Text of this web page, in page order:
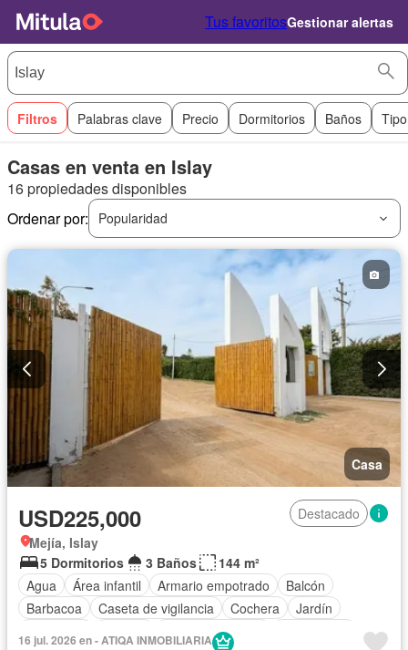
Tus favoritosGestionar alertas
Filtros Palabras clave Precio Dormitorios Baños
Casas en venta en Islay
16 propiedades disponibles
Ordenar por:
Popularidad
Casa
USD225,000
Destacado
Mejía, Islay
5 Dormitorios
3 Baños
144 m²
Agua
Área infantil Armario empotrado
Balcón
Barbacoa
Caseta de vigilancia Cochera
Jardín
Vista panorámica
16 jul. 2026 en - ATIQA INMOBILIARIA